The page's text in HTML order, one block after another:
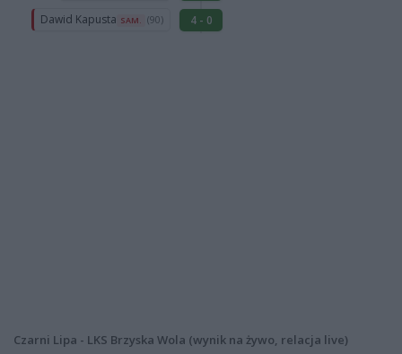
Dawid Kapusta SAM. (90) 4 - 0
Czarni Lipa - LKS Brzyska Wola (wynik na żywo, relacja live)